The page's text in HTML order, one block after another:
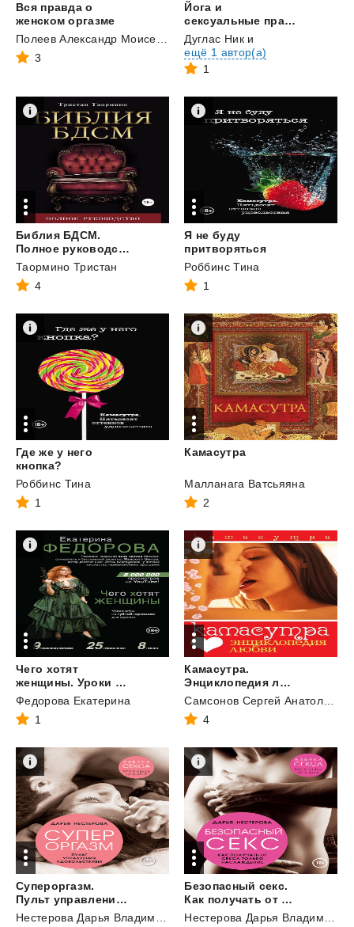
Вся правда о
женском оргазме
3
Йога и
сексуальные практики
Дуглас Ники
ещё 1 автор(а)
1
Библия БДСМ.
Полное руководство
Таормино Тристан
4
Я не буду
притворяться
Роббинс Тина
1
Где же у него
кнопка?
Роббинс Тина
1
Камасутра
Малланага Ватсьяяна
2
Чего хотят
женщины. Уроки игры на губной гармошке для мужчин
Федорова Екатерина
1
Камасутра.
Энциклопедия любви
4
Супероргазм.
Пульт управления удовольствием
Безопасный секс.
Как получать от секса только наслаждение